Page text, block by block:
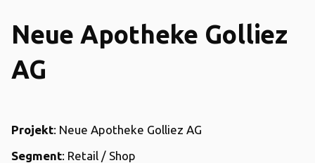
Neue Apotheke Golliez
AG
Projekt: Neue Apotheke Golliez AG
Segment: Retail / Shop